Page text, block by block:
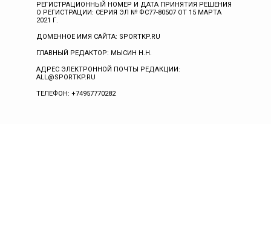
РЕГИСТРАЦИОННЫЙ НОМЕР И ДАТА ПРИНЯТИЯ РЕШЕНИЯ
О РЕГИСТРАЦИИ: СЕРИЯ ЭЛ № ФС77-80507 ОТ 15 МАРТА
2021 Г.
ДОМЕННОЕ ИМЯ САЙТА: SPORTKP.RU
ГЛАВНЫЙ РЕДАКТОР: МЫСИН Н.Н.
АДРЕС ЭЛЕКТРОННОЙ ПОЧТЫ РЕДАКЦИИ:
ALL@SPORTKP.RU
ТЕЛЕФОН: +74957770282